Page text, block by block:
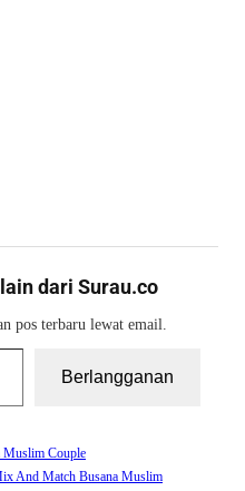
dari Surau.co
pos terbaru lewat email.
Berlangganan
Muslim Couple
And Match Busana Muslim